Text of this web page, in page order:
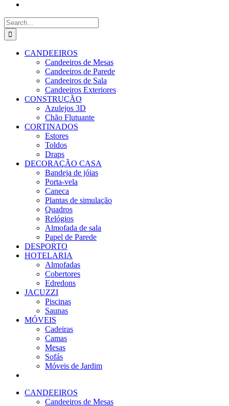
Search
for:
CANDEEIROS
Candeeiros de Mesas
Candeeiros de Parede
Candeeiros de Sala
Candeeiros Exteriores
CONSTRUÇÃO
Azulejos 3D
Chão Flutuante
CORTINADOS
Estores
Toldos
Draps
DECORAÇÃO CASA
Bandeja de jóias
Porta-vela
Caneca
Plantas de simulação
Quadros
Relógios
Almofada de sala
Papel de Parede
DESPORTO
HOTELARIA
Almofadas
Cobertores
Edredons
JACUZZI
Piscinas
Saunas
MÓVEIS
Cadeiras
Camas
Mesas
Sofás
Móveis de Jardim
CANDEEIROS
Candeeiros de Mesas